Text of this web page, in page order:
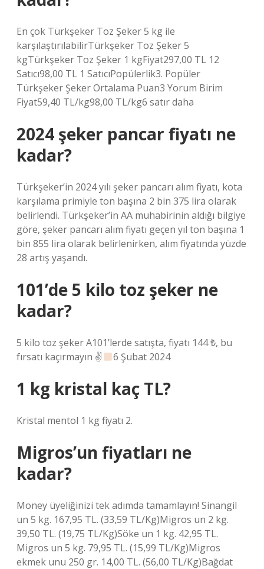
En çok Türkşeker Toz Şeker 5 kg ile
karşılaştırılabilirTürkşeker Toz Şeker 5
kgTürkşeker Toz Şeker 1 kgFiyat297,00 TL 12
Satıcı98,00 TL 1 SatıcıPopülerlik3. Popüler
Türkşeker Şeker Ortalama Puan3 Yorum Birim
Fiyat59,40 TL/kg98,00 TL/kg6 satır daha
2024 şeker pancar fiyatı ne
kadar?
Türkşeker’in 2024 yılı şeker pancarı alım fiyatı, kota
karşılama primiyle ton başına 2 bin 375 lira olarak
belirlendi. Türkşeker’in AA muhabirinin aldığı bilgiye
göre, şeker pancarı alım fiyatı geçen yıl ton başına 1
bin 855 lira olarak belirlenirken, alım fiyatında yüzde
28 artış yaşandı.
101’de 5 kilo toz şeker ne
kadar?
5 kilo toz şeker A101’lerde satışta, fiyatı 144 ₺, bu
fırsatı kaçırmayın ✌
6 Şubat 2024
1 kg kristal kaç TL?
Kristal mentol 1 kg fiyatı 2.
Migros’un fiyatları ne
kadar?
Money üyeliğinizi tek adımda tamamlayın! Sinangil
un 5 kg. 167,95 TL. (33,59 TL/Kg)Migros un 2 kg.
39,50 TL. (19,75 TL/Kg)Söke un 1 kg. 42,95 TL.
Migros un 5 kg. 79,95 TL. (15,99 TL/Kg)Migros
ekmek unu 250 gr. 14,00 TL. (56,00 TL/Kg)Bağdat